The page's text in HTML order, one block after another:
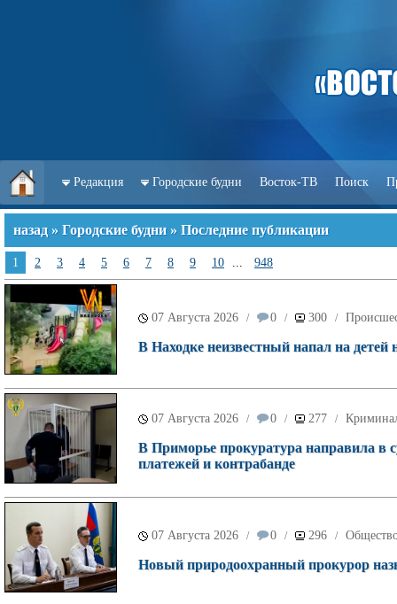
Редакция Городские будни Восток-ТВ Поиск
назад » Городские будни » Последние публикации
1 2 3 4 5 6 7 8 9 10 ... 948
07 Августа 2026 / 0 / 300 /
В Находке неизвестный напал на детей
07 Августа 2026 / 0 / 277 /
В Приморье прокуратура направила в
платежей и контрабанде
07 Августа 2026 / 0 / 296 /
Новый природоохранный прокурор